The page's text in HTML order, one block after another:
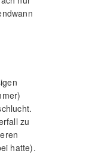
zu
hatte).